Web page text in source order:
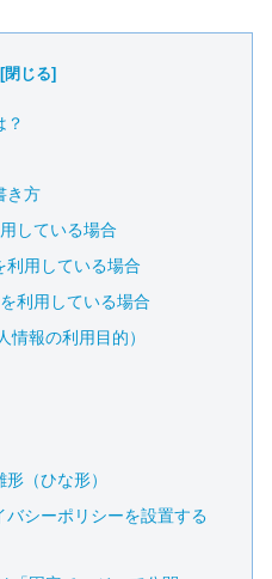
？
き方
している場合
利用している場合
利用している場合
情報の利用目的）
（ひな形）
シーポリシーを設置する